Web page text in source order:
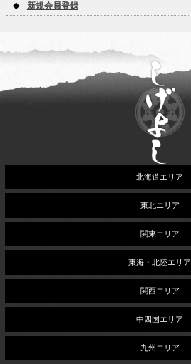
新規会員登録
北海道エリア
東北エリア
関東エリア
東海・北陸エリア
関西エリア
中四国エリア
九州エリア